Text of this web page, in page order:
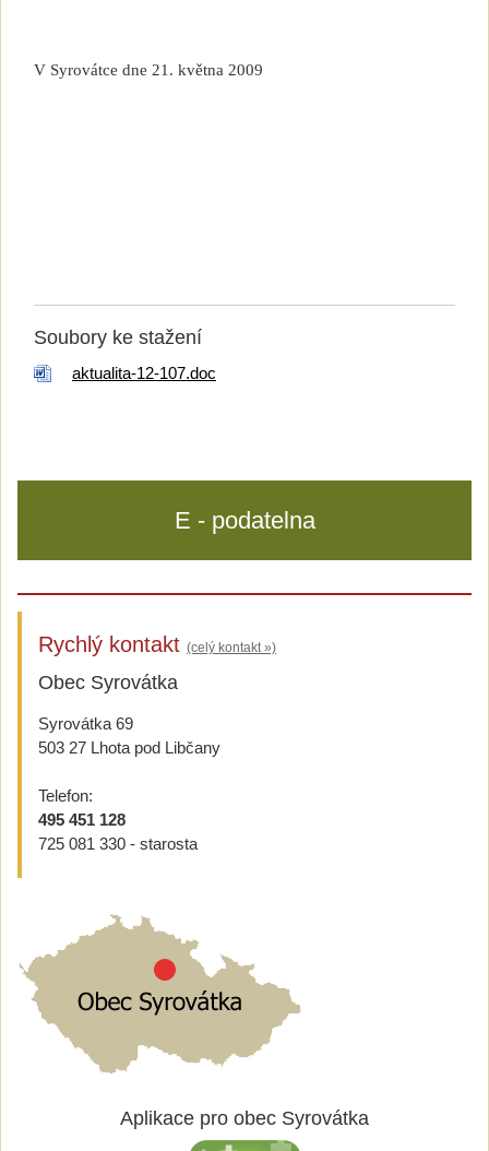
V Syrovátce dne 21. května 2009
Soubory ke stažení
aktualita-12-107.doc
E - podatelna
Rychlý kontakt (celý kontakt »)
Obec Syrovátka
Syrovátka 69
503 27 Lhota pod Libčany
Telefon:
495 451 128
725 081 330 - starosta
Aplikace pro obec Syrovátka